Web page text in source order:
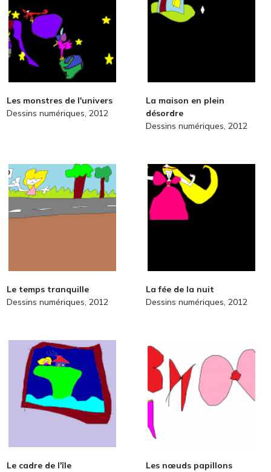
Les monstres de l'univers
Dessins numériques, 2012
La maison en plein
désordre
Dessins numériques, 2012
Le temps tranquille
Dessins numériques, 2012
La fée de la nuit
Dessins numériques, 2012
Le cadre de l'île
Les nœuds papillons